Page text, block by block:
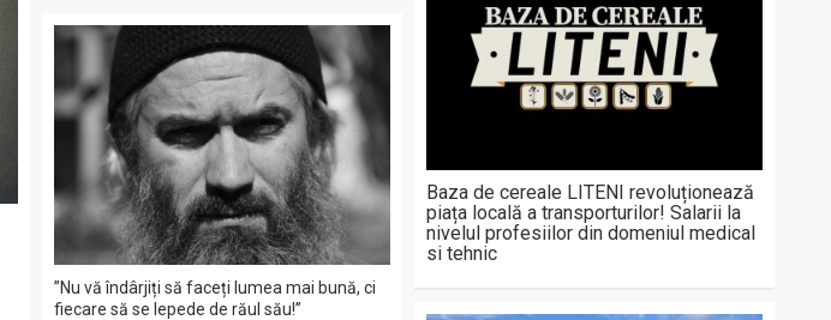
”Nu vă îndârjiți să faceți lumea mai bună, ci
fiecare să se lepede de răul său!”
Baza de cereale LITENI revoluționează
piața locală a transporturilor! Salarii la
nivelul profesiilor din domeniul medical
si tehnic